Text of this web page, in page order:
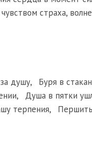
страха,
душу, Буря в
, Душа в пятки
терпения,